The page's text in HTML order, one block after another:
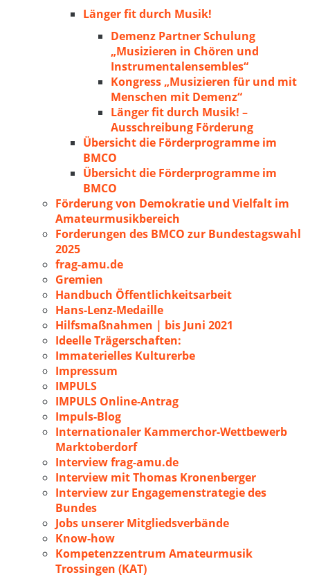
Länger fit durch Musik!
Demenz Partner Schulung
„Musizieren in Chören und
Instrumentalensembles“
Kongress „Musizieren für und mit
Menschen mit Demenz“
Länger fit durch Musik! –
Ausschreibung Förderung
Übersicht die Förderprogramme im
BMCO
Übersicht die Förderprogramme im
BMCO
Förderung von Demokratie und Vielfalt im
Amateurmusikbereich
Forderungen des BMCO zur Bundestagswahl
2025
frag-amu.de
Gremien
Handbuch Öffentlichkeitsarbeit
Hans-Lenz-Medaille
Hilfsmaßnahmen | bis Juni 2021
Ideelle Trägerschaften:
Immaterielles Kulturerbe
Impressum
IMPULS
IMPULS Online-Antrag
Impuls-Blog
Internationaler Kammerchor-Wettbewerb
Marktoberdorf
Interview frag-amu.de
Interview mit Thomas Kronenberger
Interview zur Engagemenstrategie des
Bundes
Jobs unserer Mitgliedsverbände
Know-how
Kompetenzzentrum Amateurmusik
Trossingen (KAT)